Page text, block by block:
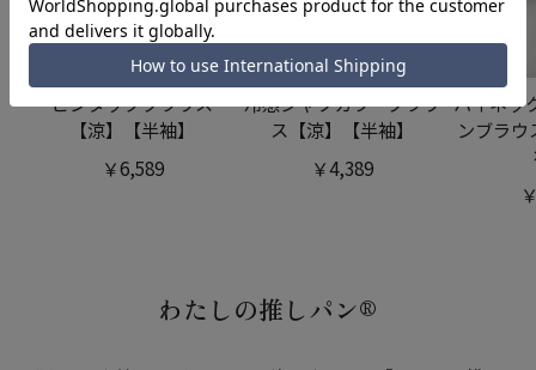
ピンタックブラウス
【涼】【半袖】
￥6,589
冷感シャツカラーブラウ
ス【涼】【半袖】
￥4,389
ハイネッ
ンブラ
わたしの推しパン®